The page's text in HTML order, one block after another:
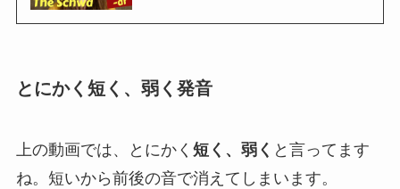
とにかく短く、弱く発音
上の動画では、とにかく 短く、弱く と言ってます
ね。短いから前後の音で消えてしまいます。